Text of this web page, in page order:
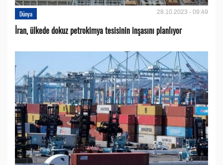
Dünya 28.10.2023 - 09:49
İran, ülkede dokuz petrokimya tesisinin inşasını planlıyor